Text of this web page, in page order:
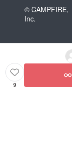
© CAMPFIRE,
Inc.
9